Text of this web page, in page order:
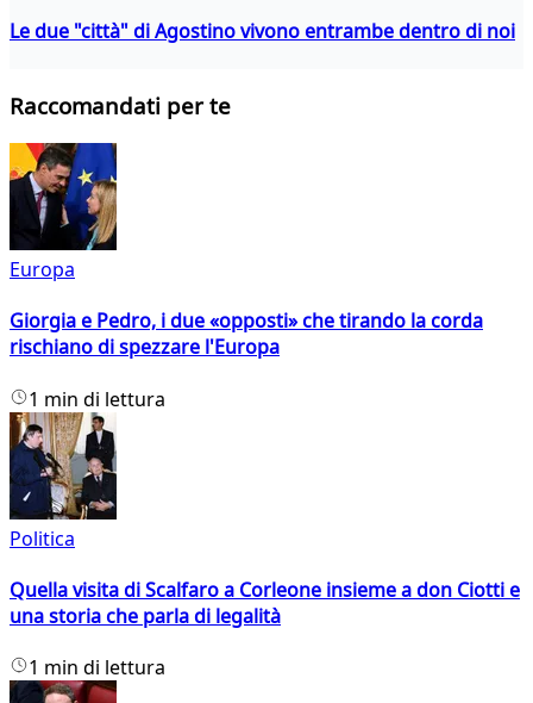
Le due "città" di Agostino vivono entrambe dentro di noi
Raccomandati per te
Europa
Giorgia e Pedro, i due «opposti» che tirando la corda
rischiano di spezzare l'Europa
1 min di lettura
Politica
Quella visita di Scalfaro a Corleone insieme a don Ciotti e
una storia che parla di legalità
1 min di lettura